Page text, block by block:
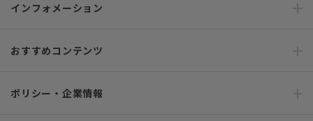
インフォメーション
おすすめコンテンツ
ポリシー・企業情報